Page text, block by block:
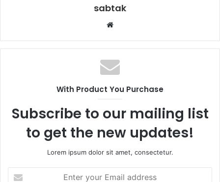
sabtak
Website
With Product You Purchase
Subscribe to our mailing list
to get the new updates!
Lorem ipsum dolor sit amet, consectetur.